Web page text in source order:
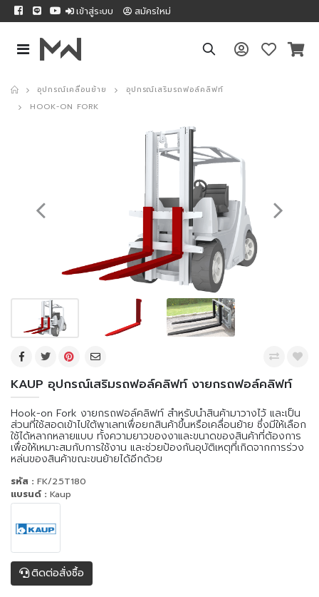
เข้าสู่ระบบ สมัครใหม่
อุปกรณ์เคลื่อนย้าย
อุปกรณ์เสริมรถฟอล์คลิฟท์
HOOK-ON FORK
KAUP อุปกรณ์เสริมรถฟอล์คลิฟท์ งายกรถฟอล์คลิฟท์
Hook-on Fork งายกรถฟอล์คลิฟท์ สำหรับนำสินค้ามาวางไว้ และเป็น
ส่วนที่ใช้สอดเข้าไปใต้พาเลทเพื่อยกสินค้าขึ้นหรือเคลื่อนย้าย ซึ่งมีให้เลือก
ใช้ได้หลากหลายแบบ ทั้งความยาวของงาและขนาดของสินค้าที่ต้องการ
เพื่อให้เหมาะสมกับการใช้งาน และช่วยป้องกันอุบัติเหตุที่เกิดจากการร่วง
หล่นของสินค้าขณะขนย้ายได้อีกด้วย
รหัส : FK/2.5T180
แบรนด์ : Kaup
ติดต่อสั่งซื้อ